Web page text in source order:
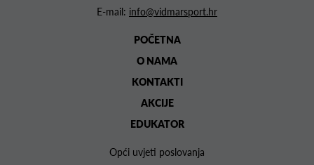
E-mail: info@vidmarsport.hr
POČETNA
O NAMA
KONTAKTI
AKCIJE
EDUKATOR
Opći uvjeti poslovanja